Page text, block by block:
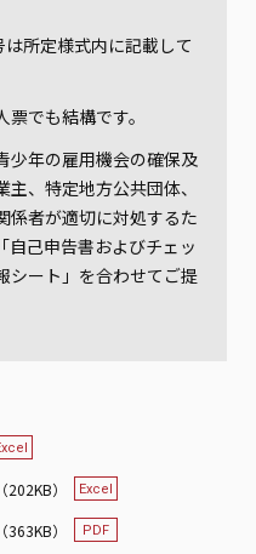
所定様式内に記載して
でも結構です。
少年の雇用機会の確保及
、特定地方公共団体、
係者が適切に対処するた
自己申告書およびチェッ
シート」を合わせてご提
（202KB）
（363KB）